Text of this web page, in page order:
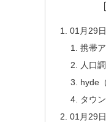
01月29
携帯
人口
hyde
タウ
01月29